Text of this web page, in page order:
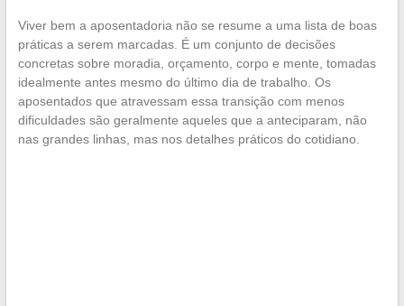
Viver bem a aposentadoria não se resume a uma lista de boas
práticas a serem marcadas. É um conjunto de decisões
concretas sobre moradia, orçamento, corpo e mente, tomadas
idealmente antes mesmo do último dia de trabalho. Os
aposentados que atravessam essa transição com menos
dificuldades são geralmente aqueles que a anteciparam, não
nas grandes linhas, mas nos detalhes práticos do cotidiano.